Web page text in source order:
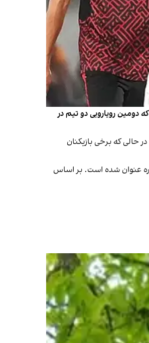
به مصاف پاکستان می‌رود. این مسابقه که دومین رویارویی دو تیم در
در حالی که برخی بازیکنان
با حضور افغانستان، پاکستان و امارات تا ۱۶ سنبله ادامه خواهد یافت و هدف اصلی آن آماده‌سازی تیم‌ها برای جام آسیایی ۲۰‌آوره عنوان شده است. بر اساس